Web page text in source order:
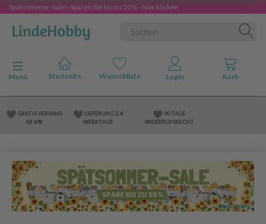
Spätsommer-Sale - Sparen Sie bis zu 50% - hier klicken
Anzeige ändern
Menü
GRATIS VERSAND
AB 69€
LIEFERUNG 2-4
WERKTAGE
90 TAGE
WIDERRUFSRECHT